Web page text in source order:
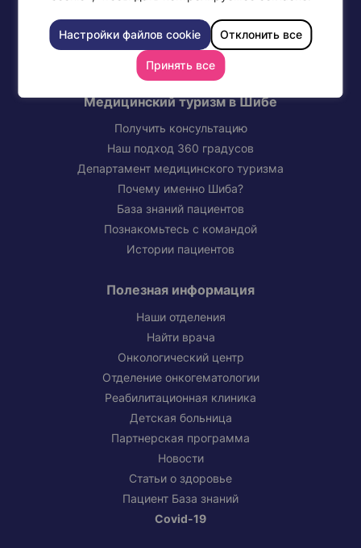
Настройки файлов cookie Отклонить все
Принять все
СВЯЖИТЕСЬ С МЕДИЦИНСКИМ ЦЕНТРОМ ШИБА
Медицинский туризм в Шибе
Получить консультацию
Наш подход 360 градусов
Департамент медицинского туризма
Почему именно Шиба?
База знаний пациентов
Познакомьтесь с командой
Истории пациентов
Полезная информация
Наши отделения
Найти врача
Онкологический центр
Отделение онкогематологии
Реабилитационная клиника
Детская больница
Партнерская программа
Новости
Статьи о здоровье
Пациент База знаний
Covid-19